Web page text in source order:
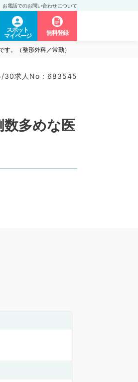
お電話でのお問い合わせについて
スポット
マイページ
無料登録
。（整形外科／常勤）
30求人No : 683545
多めな医